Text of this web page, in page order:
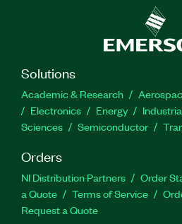
Solutions
Academic & Research
Electronics
Energy
Sciences
Semiconductor
Orders
NI Distribution Partners Order
a Quote
Terms of Service
Request a Quote